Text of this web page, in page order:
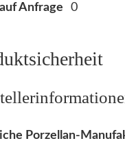
Anfrage 0
Porzellan-